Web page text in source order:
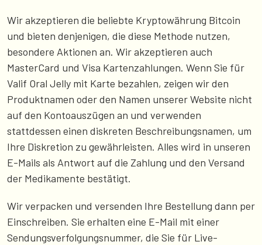
Wir akzeptieren die beliebte Kryptowährung Bitcoin
und bieten denjenigen, die diese Methode nutzen,
besondere Aktionen an. Wir akzeptieren auch
MasterCard und Visa Kartenzahlungen. Wenn Sie für
Valif Oral Jelly mit Karte bezahlen, zeigen wir den
Produktnamen oder den Namen unserer Website nicht
auf den Kontoauszügen an und verwenden
stattdessen einen diskreten Beschreibungsnamen, um
Ihre Diskretion zu gewährleisten. Alles wird in unseren
E-Mails als Antwort auf die Zahlung und den Versand
der Medikamente bestätigt.
Wir verpacken und versenden Ihre Bestellung dann per
Einschreiben. Sie erhalten eine E-Mail mit einer
Sendungsverfolgungsnummer, die Sie für Live-